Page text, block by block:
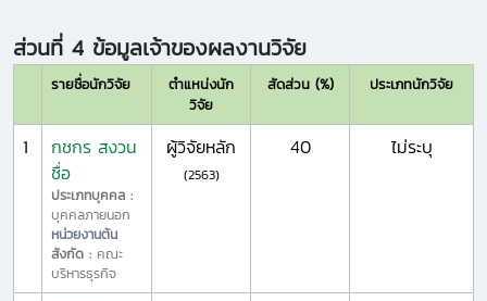
ส่วนที่ 4 ข้อมูลเจ้าของผลงานวิจัย
รายชื่อนักวิจัย
ตำแหน่งนัก
วิจัย
สัดส่วน (%) ประเภทนักวิจัย
1
กชกร สงวน
ชื่อ
ประเภทบุคคล :
บุคคลภายนอก
หน่วยงานต้น
สังกัด : คณะ
บริหารธุรกิจ
ผู้วิจัยหลัก
(2563)
40 ไม่ระบุ